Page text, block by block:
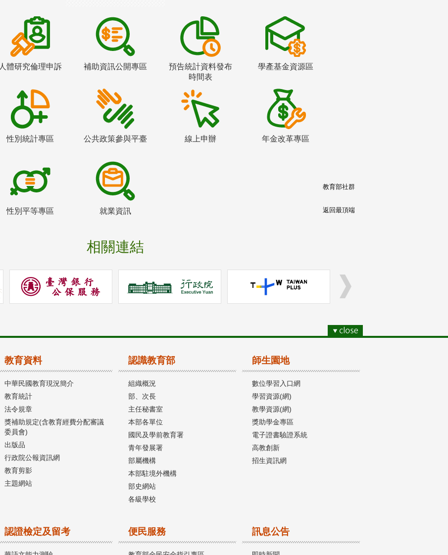
人體研究倫理申訴 補助資訊公開專區
預告統計資料發布
時間表
學產基金資源區
性別統計專區 公共政策參與平臺 線上申辦 年金改革專區
性別平等專區 就業資訊
相關連結
教育部社群
返回最頂端
教育資料
中華民國教育現況簡介
教育統計
法令規章
獎補助規定(含教育經費分配審議
委員會)
出版品
行政院公報資訊網
教育剪影
主題網站
認識教育部
組織概況
部、次長
主任秘書室
本部各單位
國民及學前教育署
青年發展署
部屬機構
本部駐境外機構
部史網站
各級學校
師生園地
數位學習入口網
學習資源(網)
教學資源(網)
獎助學金專區
電子證書驗證系統
高教創新
招生資訊網
認證檢定及留考 便民服務 訊息公告